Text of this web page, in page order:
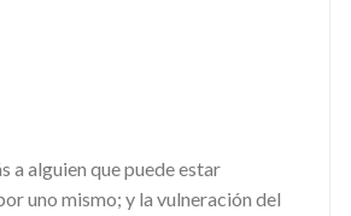
a alguien que puede estar
uno mismo; y la vulneración del